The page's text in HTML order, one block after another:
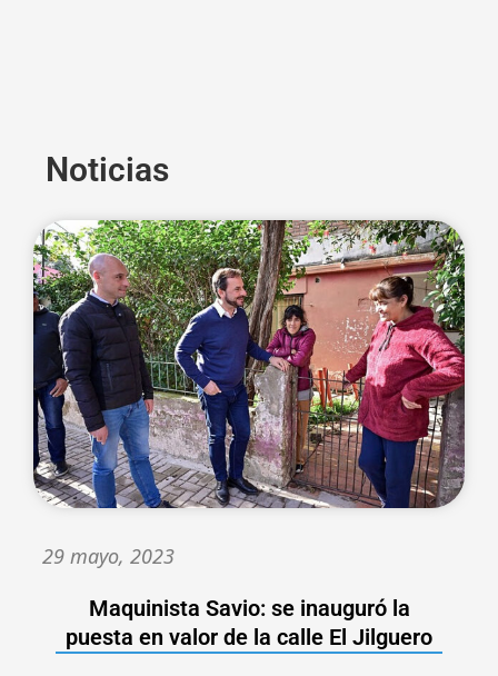
Noticias
29 mayo, 2023
Maquinista Savio: se inauguró la
puesta en valor de la calle El Jilguero